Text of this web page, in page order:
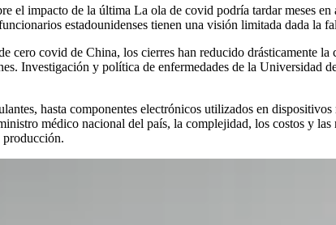
el impacto de la última La ola de covid podría tardar meses
estadounidenses tienen una visión limitada dada la
cero covid de China, los cierres han reducido drásticamente
Investigación y política de enfermedades de la Universidad
hasta componentes electrónicos utilizados en
médico nacional del país, la complejidad, los costos y
producción.